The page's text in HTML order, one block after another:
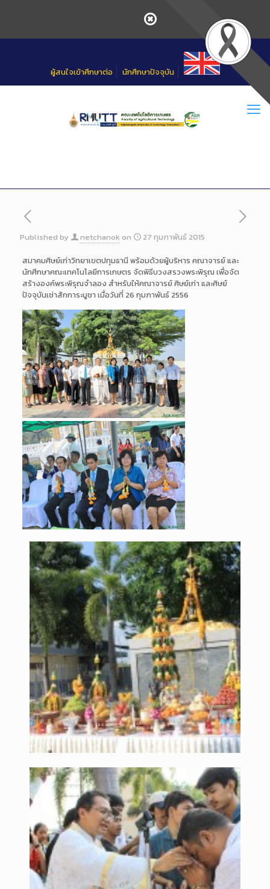
ผู้สนใจเข้าศึกษาต่อ นักศึกษาปัจจุบัน
Published by netchanok on 27 กุมภาพันธ์ 2015
สมาคมศิษย์เก่าวิทยาเขตปทุมธานี พร้อมด้วยผู้บริหาร คณาจารย์ และ
นักศึกษาคณะเทคโนโลยีการเกษตร จัดพิธีบวงสรวงพระพิรุณ เพื่อจัด
สร้างองค์พระพิรุณจำลอง สำหรับให้คณาจารย์ ศิษย์เก่า และศิษย์
ปัจจุบันเช่าสักการะบูชา เมื่อวันที่ 26 กุมภาพันธ์ 2556